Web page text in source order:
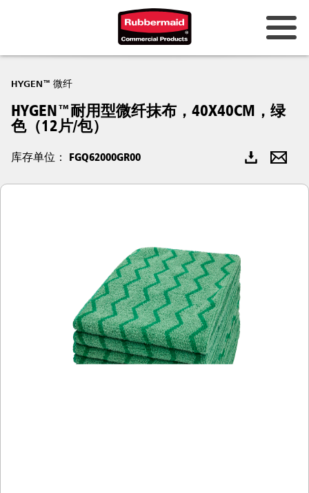
HYGEN™ 微纤
HYGEN™耐用型微纤抹布，40X40CM，绿
色（12片/包）
库存单位： FGQ62000GR00